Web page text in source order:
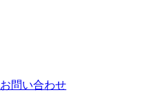
お問い合わせ